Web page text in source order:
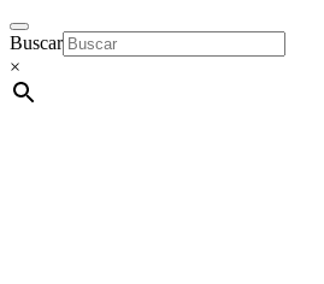
Buscar
×